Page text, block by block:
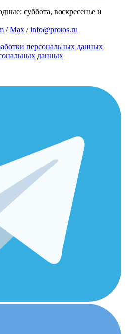
суббота, воскресенье и
/Max /info@protos.ru
персональных данных
данных